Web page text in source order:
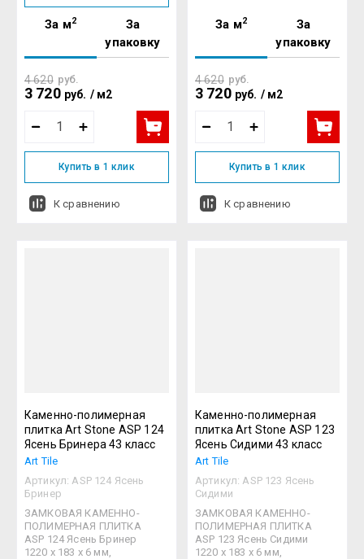
За м2
За
упаковку
4 620 руб.
3 720 руб. / м2
Купить в 1 клик
К сравнению
За м2
За
упаковку
4 620 руб.
3 720 руб. / м2
Купить в 1 клик
К сравнению
Каменно-полимерная
плитка Art Stone ASP 124
Ясень Бринера 43 класс
Art Tile
Артикул: ASP 124 Ясень
Бринер
ЗАМКОВАЯ КАМЕННО-
ПОЛИМЕРНАЯ ПЛИТКА
ASP 124 Ясень Бринер
1220 х 183 х 6 мм,
Каменно-полимерная
плитка Art Stone ASP 123
Ясень Сидими 43 класс
Art Tile
Артикул: ASP 123 Ясень
Сидими
ЗАМКОВАЯ КАМЕННО-
ПОЛИМЕРНАЯ ПЛИТКА
ASP 123 Ясень Сидими
1220 х 183 х 6 мм,